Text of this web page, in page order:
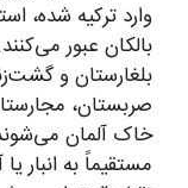
وارد ترکیه شده،
بالکان عبور
بلغارستان و
صربستان،
خاک آلمان
مستقیماً به انبار